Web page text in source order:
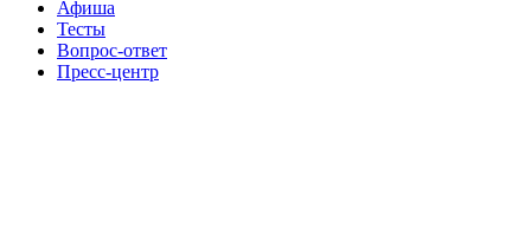
Афиша
Тесты
Вопрос-ответ
Пресс-центр